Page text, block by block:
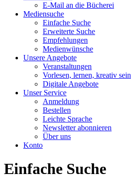
E-Mail an die Bücherei
Mediensuche
Einfache Suche
Erweiterte Suche
Empfehlungen
Medienwünsche
Unsere Angebote
Veranstaltungen
Vorlesen, lernen, kreativ sein
Digitale Angebote
Unser Service
Anmeldung
Bestellen
Leichte Sprache
Newsletter abonnieren
Über uns
Konto
Einfache Suche